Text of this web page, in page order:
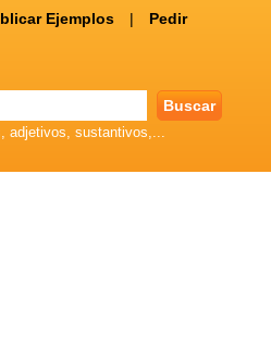
Ejemplos |
Pedir
adjetivos, sustantivos,...